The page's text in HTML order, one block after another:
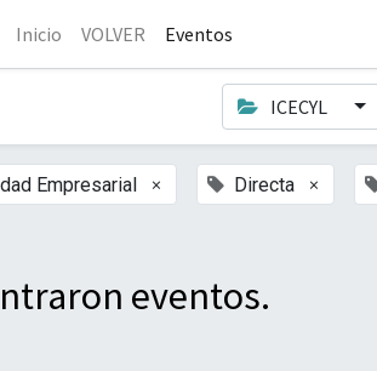
Inicio VOLVER Eventos
ICECYL
Empresarial × Directa ×
eventos.